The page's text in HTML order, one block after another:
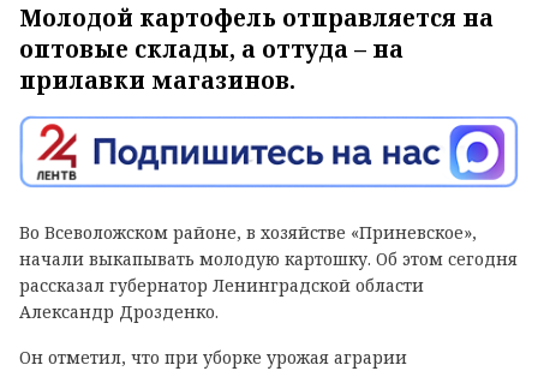
Молодой картофель отправляется на
оптовые склады, а оттуда – на
прилавки магазинов.
Во Всеволожском районе, в хозяйстве «Приневское»,
начали выкапывать молодую картошку. Об этом сегодня
рассказал губернатор Ленинградской области
Александр Дрозденко.
Он отметил, что при уборке урожая аграрии